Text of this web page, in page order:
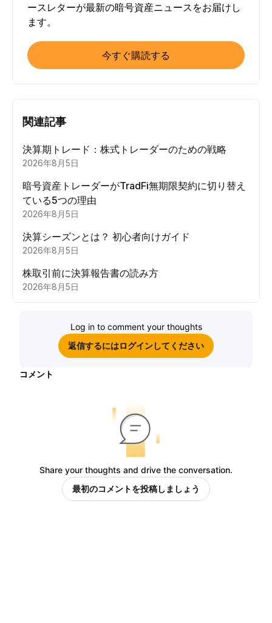
ースレターが最新の暗号資産ニュースをお届けし
ます。
今すぐ購読する
関連記事
決算期トレード：株式トレーダーのための戦略
2026年8月5日
暗号資産トレーダーがTradFi無期限契約に切り替え
ている5つの理由
2026年8月5日
決算シーズンとは？ 初心者向けガイド
2026年8月5日
株取引前に決算報告書の読み方
2026年8月5日
Log in to comment your thoughts
返信するにはログインしてください
コメント
Share your thoughts and drive the conversation.
最初のコメントを投稿しましょう